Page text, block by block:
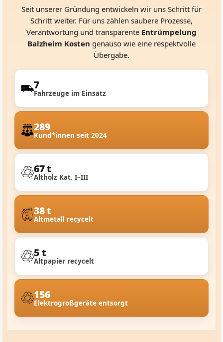
Seit unserer Gründung entwickeln wir uns Schritt für
Schritt weiter. Für uns zählen saubere Prozesse,
Verantwortung und transparente Entrümpelung
Balzheim Kosten genauso wie eine respektvolle
Übergabe.
7
Fahrzeuge im Einsatz
289
Kund*innen seit 2024
67 t
Altholz Kat. I–III
38 t
Altmetall recycelt
5 t
Altpapier recycelt
156
Elektrogroßgeräte entsorgt